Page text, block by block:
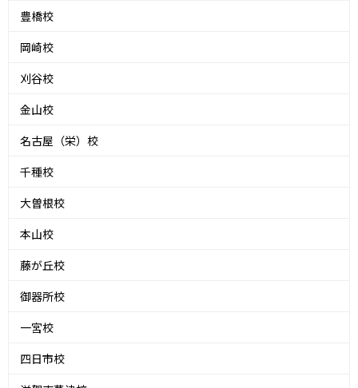
豊橋校
岡崎校
刈谷校
金山校
名古屋（栄）校
千種校
大曽根校
本山校
藤が丘校
御器所校
一宮校
四日市校